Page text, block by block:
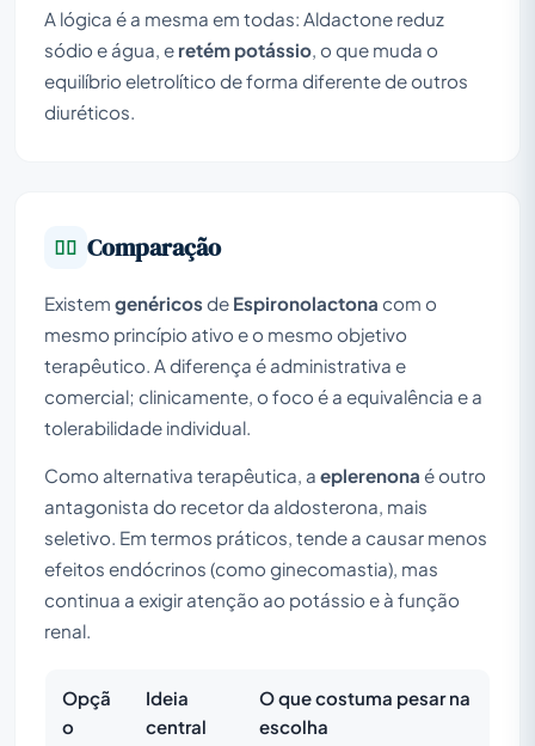
A lógica é a mesma em todas: Aldactone reduz
sódio e água, e retém potássio , o que muda o
equilíbrio eletrolítico de forma diferente de outros
diuréticos.
Comparação
Existem genéricos de Espironolactona com o
mesmo princípio ativo e o mesmo objetivo
terapêutico. A diferença é administrativa e
comercial; clinicamente, o foco é a equivalência e a
tolerabilidade individual.
Como alternativa terapêutica, a eplerenona é outro
antagonista do recetor da aldosterona, mais
seletivo. Em termos práticos, tende a causar menos
efeitos endócrinos (como ginecomastia), mas
continua a exigir atenção ao potássio e à função
renal.
Opçã
o
Ideia
central
O que costuma pesar na
escolha